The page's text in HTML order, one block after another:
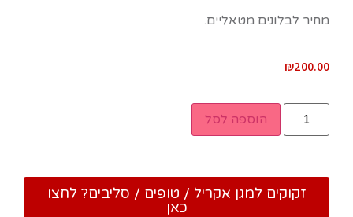
מחיר לבלונים מטאליים.
₪200.00
הוספה לסל
זקוקים למגן אקריל / טופים / סליבים? לחצו
כאן